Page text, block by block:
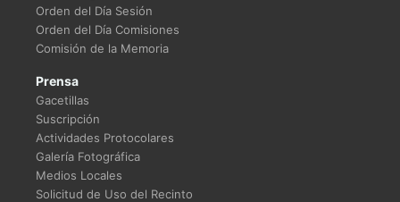
Orden del Día Sesión
Orden del Día Comisiones
Comisión de la Memoria
Prensa
Gacetillas
Suscripción
Actividades Protocolares
Galería Fotográfica
Medios Locales
Solicitud de Uso del Recinto